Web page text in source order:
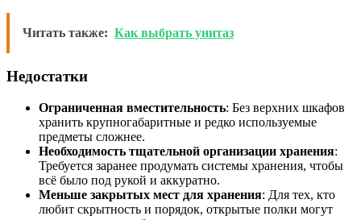
Читать также: Как выбрать унитаз
Недостатки
Ограниченная вместительность: Без верхних шкафов
хранить крупногабаритные и редко используемые
предметы сложнее.
Необходимость тщательной организации хранения:
Требуется заранее продумать системы хранения, чтобы
всё было под рукой и аккуратно.
Меньше закрытых мест для хранения: Для тех, кто
любит скрытность и порядок, открытые полки могут